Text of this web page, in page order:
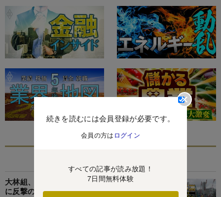
続きを読むには会員登録が必要です。
会員の方は ログイン
すべての記事が読み放題！
7日間無料体験
大林組、清水建設...ゼネコンの23年は不動産デベ
に反撃の狼煙!「請け負け」脱却の秘策とは?